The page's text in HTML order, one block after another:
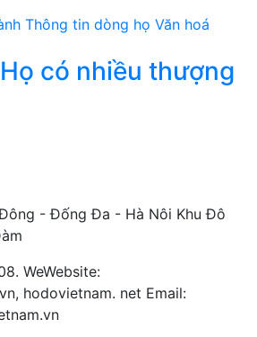
Thông tin dòng họ Văn hoá
có nhiều thượng
- Đống Đa - Hà Nôi Khu Đô
WeWebsite:
hodovietnam. net Email: